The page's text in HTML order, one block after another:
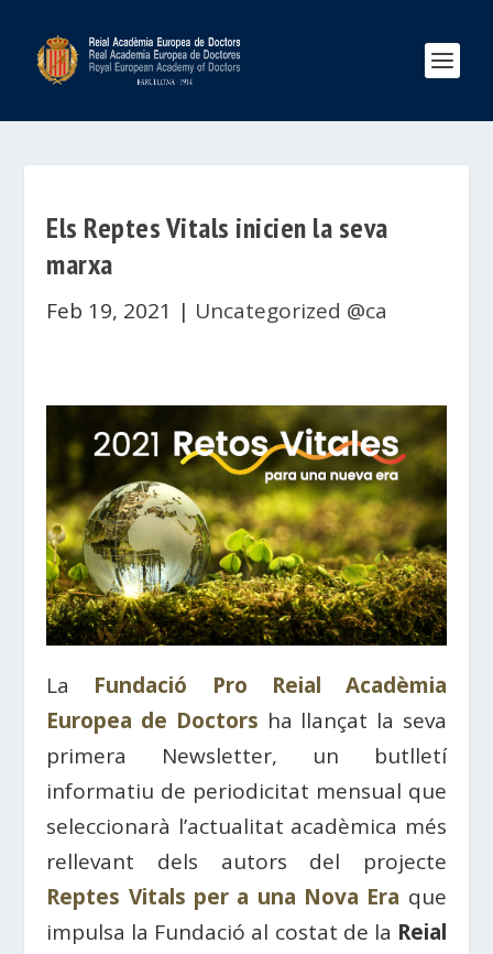
Els Reptes Vitals inicien la seva
marxa
Feb 19, 2021 | Uncategorized @ca
La Fundació Pro Reial Acadèmia
Europea de Doctors ha llançat la seva
primera Newsletter, un butlletí
informatiu de periodicitat mensual que
seleccionarà l’actualitat acadèmica més
rellevant dels autors del projecte
Reptes Vitals per a una Nova Era que
impulsa la Fundació al costat de la Reial